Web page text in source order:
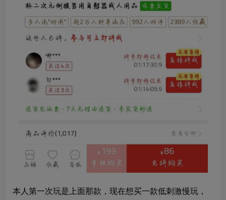
本人第一次玩是上面那款，现在想买一款低刺激慢玩，